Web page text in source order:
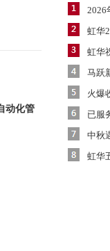
动化管
2026
虹华
虹华
马跃
火爆
已服
中秋
虹华